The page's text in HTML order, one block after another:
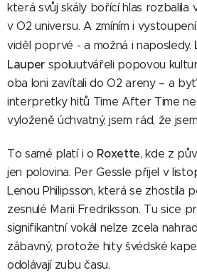
která svůj skály bořící hlas rozbalila
v O2 universu. A zmíním i
viděl poprvé - a možná i naposledy.
Lauper spoluutvářeli popovou
oba loni zavítali do O2 areny – a
interpretky hitů Time After Time
vyloženě úchvatný, jsem rád, že
To samé platí i o Roxette, kde z
jen polovina. Per Gessle přijel v
Lenou Philipsson, která se zhostila
zesnulé Marii Fredriksson. Tu sice
signifikantní vokál nelze zcela
zábavný, protože hity švédské
odolávají zubu času.